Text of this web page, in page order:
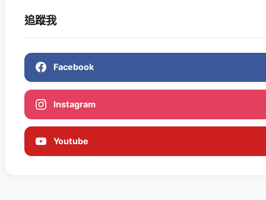
追蹤我
Facebook
Instagram
Youtube